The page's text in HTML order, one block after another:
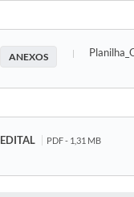
ANEXOS
EDITAL PDF - 1,31 MB